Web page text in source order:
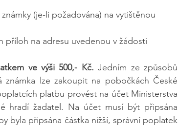
(je-li požadována) na vytištěnou
příloh na adresu uvedenou v žádosti
ve výši 500,- Kč. Jedním ze způsobů
lze zakoupit na pobočkách České
platbu provést na účet Ministerstva
hradí žadatel. Na účet musí být připsána
byla připsána částka nižší, správní poplatek